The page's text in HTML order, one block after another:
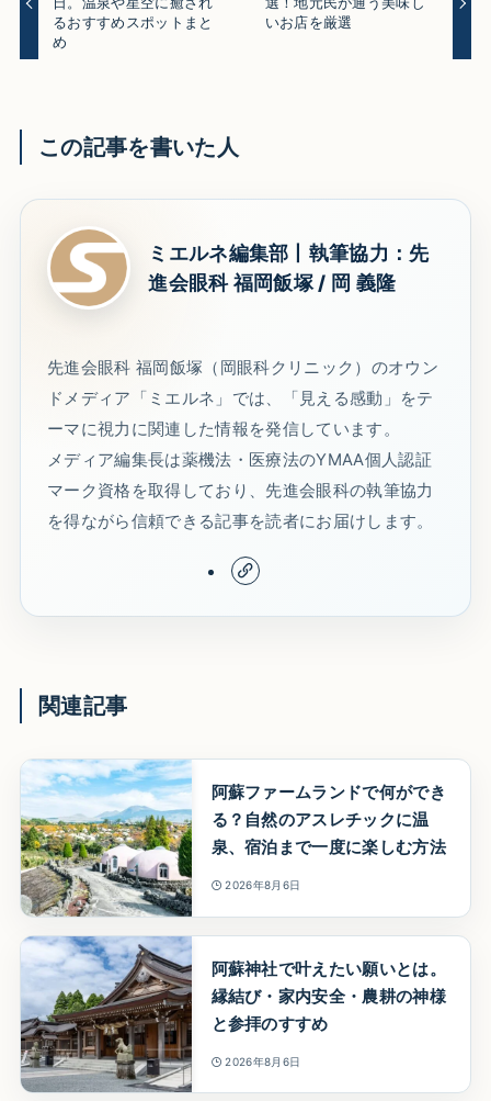
るおすすめスポットまと
め
いお店を厳選
この記事を書いた人
ミエルネ編集部丨執筆協力：先
進会眼科 福岡飯塚 / 岡 義隆
先進会眼科 福岡飯塚（岡眼科クリニック）のオウン
ドメディア「ミエルネ」では、「見える感動」をテ
ーマに視力に関連した情報を発信しています。
メディア編集長は薬機法・医療法のYMAA個人認証
マーク資格を取得しており、先進会眼科の執筆協力
を得ながら信頼できる記事を読者にお届けします。
関連記事
阿蘇ファームランドで何ができ
る？自然のアスレチックに温
泉、宿泊まで一度に楽しむ方法
2026年8月6日
阿蘇神社で叶えたい願いとは。
縁結び・家内安全・農耕の神様
と参拝のすすめ
2026年8月6日